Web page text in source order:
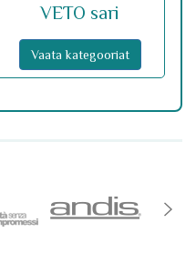
VETO sari
Vaata kategooriat